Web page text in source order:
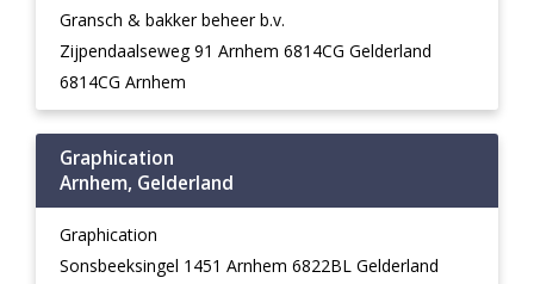
Gransch & bakker beheer b.v.
Zijpendaalseweg 91 Arnhem 6814CG Gelderland
6814CG Arnhem
Graphication
Arnhem, Gelderland
Graphication
Sonsbeeksingel 1451 Arnhem 6822BL Gelderland